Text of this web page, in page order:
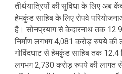
तीर्थयात्रियों की सुविधा के लिए अब
हेमकुंड साहिब के लिए रोपवे
है। सोनप्रयाग से केदारनाथ तक 12.9
निर्माण लगभग 4,081 करोड़ रुपये की
गोविंदघाट से हेमकुंड साहिब तक 12.4
लगभग 2,730 करोड़ रुपये की लागत